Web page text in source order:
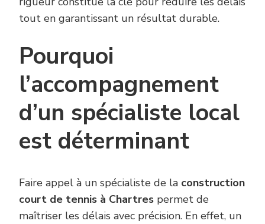
tout en garantissant un résultat durable.
Pourquoi
l’accompagnement
d’un spécialiste local
est déterminant
Faire appel à un spécialiste de la construction
court de tennis à Chartres permet de
maîtriser les délais avec précision. En effet, un